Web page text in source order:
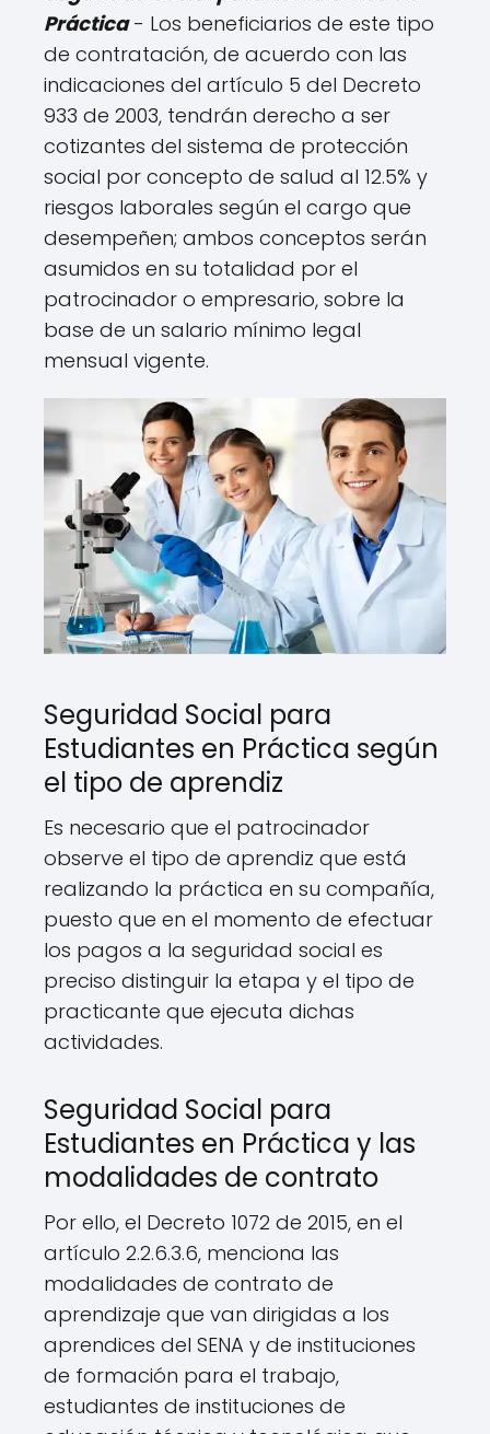
Práctica- Los beneficiarios de este tipo
de contratación, de acuerdo con las
indicaciones del artículo 5 del Decreto
933 de 2003, tendrán derecho a ser
cotizantes del sistema de protección
social por concepto de salud al 12.5% y
riesgos laborales según el cargo que
desempeñen; ambos conceptos serán
asumidos en su totalidad por el
patrocinador o empresario, sobre la
base de un salario mínimo legal
mensual vigente.
Seguridad Social para
Estudiantes en Práctica según
el tipo de aprendiz
Es necesario que el patrocinador
observe el tipo de aprendiz que está
realizando la práctica en su compañía,
puesto que en el momento de efectuar
los pagos a la seguridad social es
preciso distinguir la etapa y el tipo de
practicante que ejecuta dichas
actividades.
Seguridad Social para
Estudiantes en Práctica y las
modalidades de contrato
Por ello, el Decreto 1072 de 2015, en el
artículo 2.2.6.3.6, menciona las
modalidades de contrato de
aprendizaje que van dirigidas a los
aprendices del SENA y de instituciones
de formación para el trabajo,
estudiantes de instituciones de